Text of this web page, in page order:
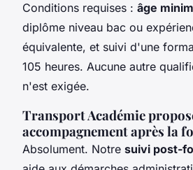
Conditions requises : âge
diplôme niveau bac ou
équivalente, et suivi d'une
105 heures. Aucune autre
n'est exigée.
Transport Académie
accompagnement après la
Absolument. Notre suivi post-